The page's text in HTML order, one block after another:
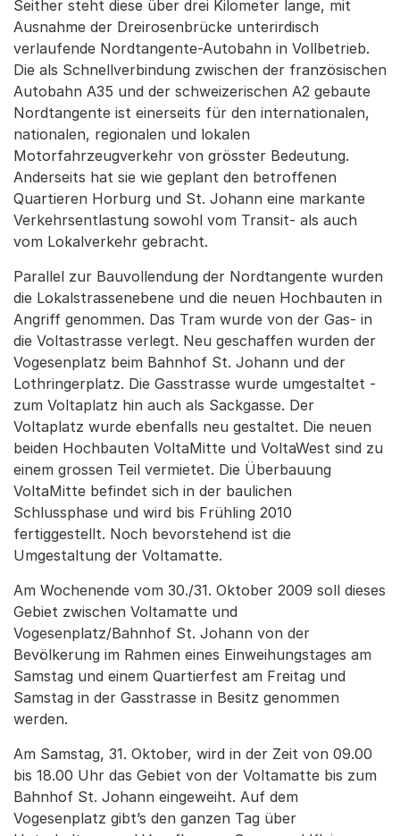
Seither steht diese über drei Kilometer lange, mit
Ausnahme der Dreirosenbrücke unterirdisch
verlaufende Nordtangente-Autobahn in Vollbetrieb.
Die als Schnellverbindung zwischen der französischen
Autobahn A35 und der schweizerischen A2 gebaute
Nordtangente ist einerseits für den internationalen,
nationalen, regionalen und lokalen
Motorfahrzeugverkehr von grösster Bedeutung.
Anderseits hat sie wie geplant den betroffenen
Quartieren Horburg und St. Johann eine markante
Verkehrsentlastung sowohl vom Transit- als auch
vom Lokalverkehr gebracht.
Parallel zur Bauvollendung der Nordtangente wurden
die Lokalstrassenebene und die neuen Hochbauten in
Angriff genommen. Das Tram wurde von der Gas- in
die Voltastrasse verlegt. Neu geschaffen wurden der
Vogesenplatz beim Bahnhof St. Johann und der
Lothringerplatz. Die Gasstrasse wurde umgestaltet -
zum Voltaplatz hin auch als Sackgasse. Der
Voltaplatz wurde ebenfalls neu gestaltet. Die neuen
beiden Hochbauten VoltaMitte und VoltaWest sind zu
einem grossen Teil vermietet. Die Überbauung
VoltaMitte befindet sich in der baulichen
Schlussphase und wird bis Frühling 2010
fertiggestellt. Noch bevorstehend ist die
Umgestaltung der Voltamatte.
Am Wochenende vom 30./31. Oktober 2009 soll dieses
Gebiet zwischen Voltamatte und
Vogesenplatz/Bahnhof St. Johann von der
Bevölkerung im Rahmen eines Einweihungstages am
Samstag und einem Quartierfest am Freitag und
Samstag in der Gasstrasse in Besitz genommen
werden.
Am Samstag, 31. Oktober, wird in der Zeit von 09.00
bis 18.00 Uhr das Gebiet von der Voltamatte bis zum
Bahnhof St. Johann eingeweiht. Auf dem
Vogesenplatz gibt’s den ganzen Tag über